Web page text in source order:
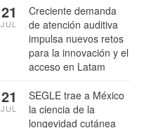
Creciente demanda
de atención auditiva
impulsa nuevos retos
para la innovación y el
acceso en Latam
21
JUL
SEGLE trae a México
la ciencia de la
longevidad cutánea
21
JUL